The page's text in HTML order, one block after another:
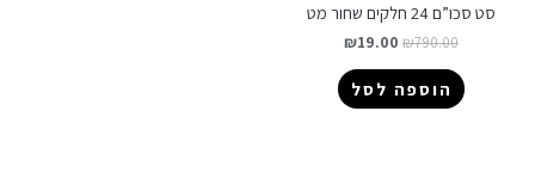
סט סכו”ם 24 חלקים שחור מט
₪790.00
₪19.00
הוספה לסל